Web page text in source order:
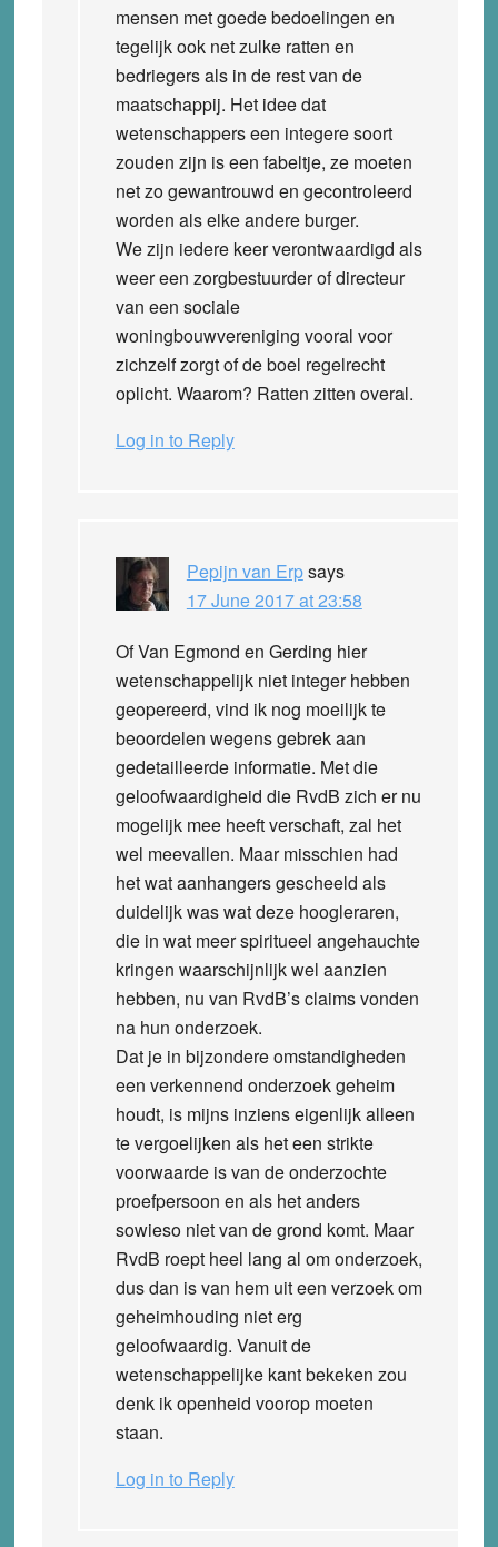
mensen met goede bedoelingen en
tegelijk ook net zulke ratten en
bedriegers als in de rest van de
maatschappij. Het idee dat
wetenschappers een integere soort
zouden zijn is een fabeltje, ze moeten
net zo gewantrouwd en gecontroleerd
worden als elke andere burger.
We zijn iedere keer verontwaardigd als
weer een zorgbestuurder of directeur
van een sociale
woningbouwvereniging vooral voor
zichzelf zorgt of de boel regelrecht
oplicht. Waarom? Ratten zitten overal.
Log in to Reply
Pepijn van Erpsays
17 June 2017 at 23:58
Of Van Egmond en Gerding hier
wetenschappelijk niet integer hebben
geopereerd, vind ik nog moeilijk te
beoordelen wegens gebrek aan
gedetailleerde informatie. Met die
geloofwaardigheid die RvdB zich er nu
mogelijk mee heeft verschaft, zal het
wel meevallen. Maar misschien had
het wat aanhangers gescheeld als
duidelijk was wat deze hoogleraren,
die in wat meer spiritueel angehauchte
kringen waarschijnlijk wel aanzien
hebben, nu van RvdB’s claims vonden
na hun onderzoek.
Dat je in bijzondere omstandigheden
een verkennend onderzoek geheim
houdt, is mijns inziens eigenlijk alleen
te vergoelijken als het een strikte
voorwaarde is van de onderzochte
proefpersoon en als het anders
sowieso niet van de grond komt. Maar
RvdB roept heel lang al om onderzoek,
dus dan is van hem uit een verzoek om
geheimhouding niet erg
geloofwaardig. Vanuit de
wetenschappelijke kant bekeken zou
denk ik openheid voorop moeten
staan.
Log in to Reply